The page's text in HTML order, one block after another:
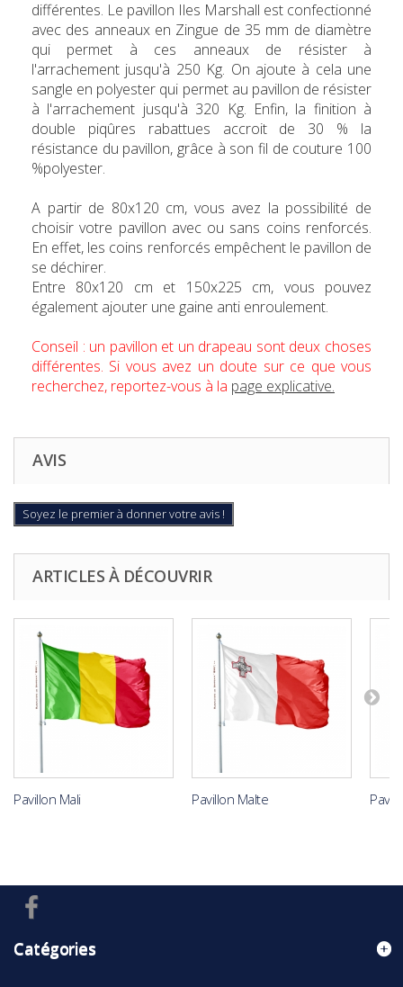
différentes. Le pavillon Iles Marshall est confectionné
avec des anneaux en Zingue de 35 mm de diamètre
qui permet à ces anneaux de résister à
l'arrachement jusqu'à 250 Kg. On ajoute à cela une
sangle en polyester qui permet au pavillon de résister
à l'arrachement jusqu'à 320 Kg. Enfin, la finition à
double piqûres rabattues accroit de 30 % la
résistance du pavillon, grâce à son fil de couture 100
%polyester.
A partir de 80x120 cm, vous avez la possibilité de
choisir votre pavillon avec ou sans coins renforcés.
En effet, les coins renforcés empêchent le pavillon de
se déchirer.
Entre 80x120 cm et 150x225 cm, vous pouvez
également ajouter une gaine anti enroulement.
Conseil : un pavillon et un drapeau sont deux choses
différentes. Si vous avez un doute sur ce que vous
recherchez, reportez-vous à la page explicative.
AVIS
Soyez le premier à donner votre avis !
ARTICLES À DÉCOUVRIR
Pavillon Mali Pavillon Malte
Catégories